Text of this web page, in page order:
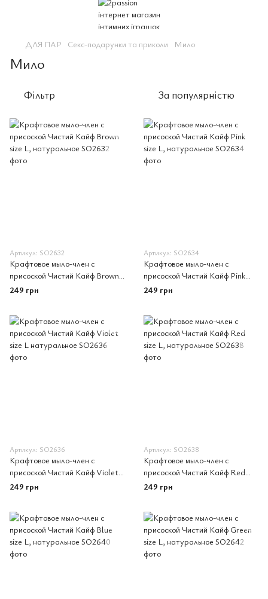
ДЛЯ ПАР Секс-подарунки та приколи Мило
Мило
Фільтр За популярністю
Артикул: SO2632
Крафтовое мыло-член с
присоской Чистий Кайф Brown
size L, натуральное
249 грн
Артикул: SO2634
Крафтовое мыло-член с
присоской Чистий Кайф Pink
size L, натуральное
249 грн
Артикул: SO2636
Крафтовое мыло-член с
присоской Чистий Кайф Violet
size L натуральное
249 грн
Артикул: SO2638
Крафтовое мыло-член с
присоской Чистий Кайф Red
size L, натуральное
249 грн